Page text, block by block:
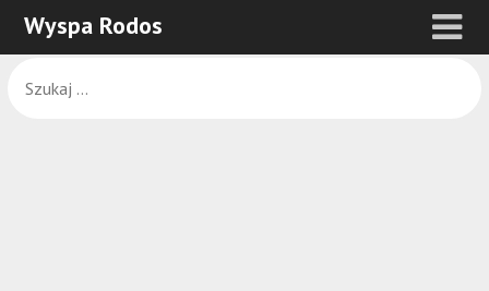
Wyspa Rodos